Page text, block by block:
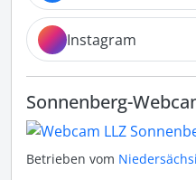
Instagram
Sonnenberg-
Betrieben vom